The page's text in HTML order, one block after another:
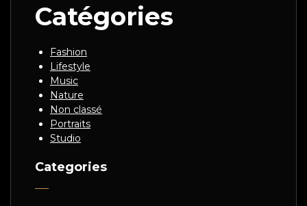
Catégories
Fashion
Lifestyle
Music
Nature
Non classé
Portraits
Studio
Categories